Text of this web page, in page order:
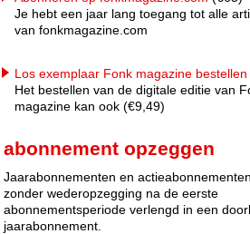
Je hebt een jaar lang toegang tot alle
van fonkmagazine.com
Los exemplaar Fonk magazine bestellen
Het bestellen van de digitale editie van
magazine kan ook (€9,49)
abonnement opzeggen
Jaarabonnementen en
zonder wederopzegging na de eerste
abonnementsperiode verlengd in een
jaarabonnement.